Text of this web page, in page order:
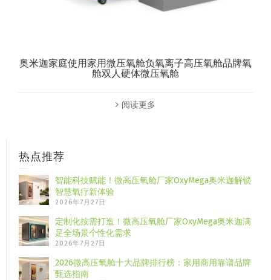
奥米迦家庭使用家用微压氧舱负氧离子高压氧舱品牌氧
舱双人硬体微压氧舱
阅读更多
热点推荐
智能科技赋能！微高压氧舱厂家OxyMega奥米迦解锁
智慧氧疗新体验
2026年7月27日
定制化按需打造！微高压氧舱厂家OxyMega奥米迦满
足全场景个性化需求
2026年7月27日
2026微高压氧舱十大品牌排行榜：家用商用靠谱品牌
甄选指南